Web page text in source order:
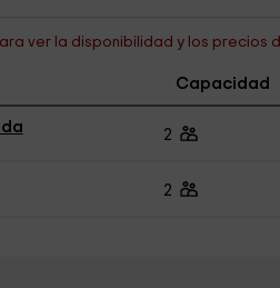
ver la disponibilidad y los precios
Capacidad
2
2